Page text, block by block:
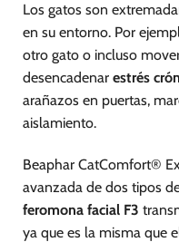
Los gatos son
en su entorno. Por
otro gato o incluso
desencadenar estrés
arañazos en puertas,
aislamiento.
Beaphar CatComfort®
avanzada de dos tipos
feromona facial F3
ya que es la misma que